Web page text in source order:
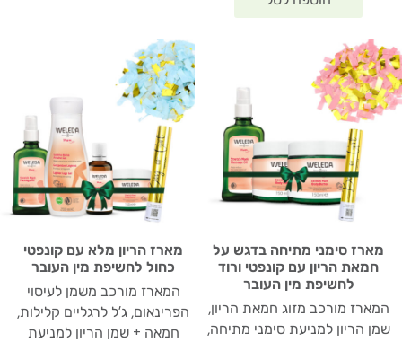
מארז סימני מתיחה בדגש על
חמאת הריון עם קונפטי ורוד
לחשיפת מין העובר
המארז מורכב מזוג חמאת הריון,
שמן הריון למניעת סימני מתיחה,
מארז הריון מלא עם קונפטי
כחול לחשיפת מין העובר
המארז מורכב משמן לעיסוי
הפרינאום, ג'ל לרגליים קלילות,
חמאה + שמן הריון למניעת